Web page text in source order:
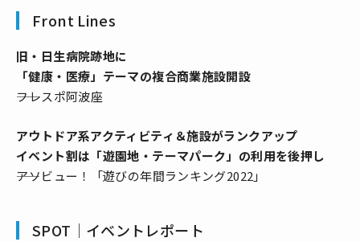
Front Lines
旧・日生病院跡地に
「健康・医療」テーマの複合商業施設開設
――フレスポ阿波座
アウトドア系アクティビティ＆施設がランクアップ
イベント割は「遊園地・テーマパーク」の利用を後押し
――アソビュー！「遊びの年間ランキング2022」
SPOT│イベントレポート